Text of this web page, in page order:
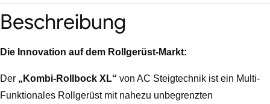
x
Arbeitshöhe
bis
Beschreibung
Die Innovation auf dem Rollgerüst-Markt:
Der „Kombi-Rollbock XL“ von AC Steigtechnik ist ein Multi-
Funktionales Rollgerüst mit nahezu unbegrenzten